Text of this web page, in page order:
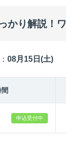
かり解説！
08月15日(土)
申込受付中